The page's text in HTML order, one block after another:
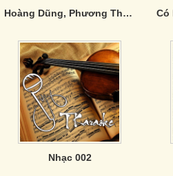
Hoàng Dũng, Phương Thanh, Chế Thanh - Chiều Tiễn Đưa
Nhạc 002